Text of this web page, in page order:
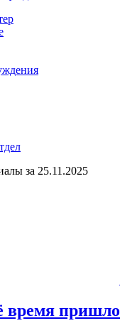
за 25.11.2025
время пришло